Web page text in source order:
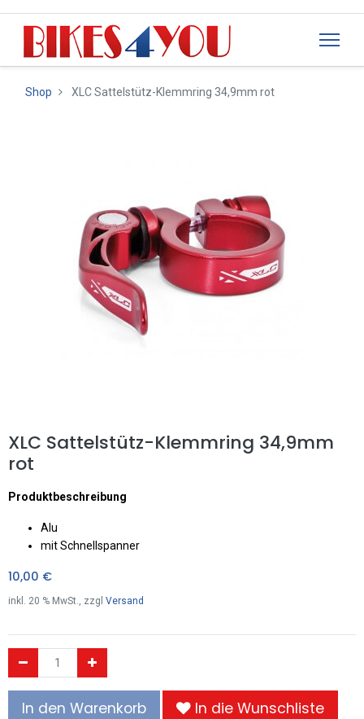
Shop XLC Sattelstütz-Klemmring 34,9mm rot
XLC Sattelstütz-Klemmring 34,9mm
rot
Produktbeschreibung
Alu
mit Schnellspanner
10,00 €
inkl. 20 % MwSt., zzgl Versand
In den Warenkorb In die Wunschliste